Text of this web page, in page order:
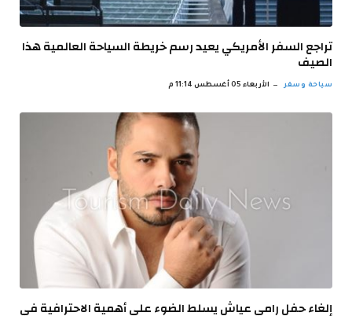
تراجع السفر الأمريكي يعيد رسم خريطة السياحة العالمية هذا
الصيف
سياحة وسفر الأربعاء 05 أغسطس 11:14 م
إلغاء حفل رامي عياش يسلط الضوء على أهمية الاحترافية في